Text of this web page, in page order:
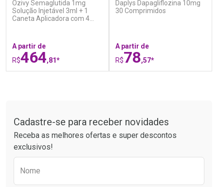
Ativar Desconto
Por R$ 25,27/cada
Comprar sem Desconto
Ativar Desconto
Por R$ 37,25/cada
Ozivy Semaglutida 1mg
Solução Injetável 3ml + 1
Caneta Aplicadora com 4
A partir de
R$464,81*
Daplys Dapagliflozina 10mg
30 Comprimidos
A partir de
R$78,57*
Cadastre-se para receber novidades
Receba as melhores ofertas e super descontos
exclusivos!
Nome